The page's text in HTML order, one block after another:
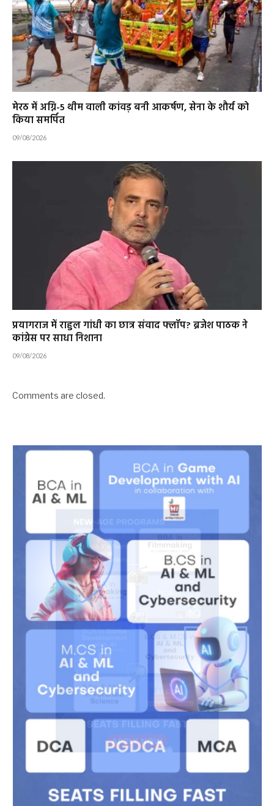
मेरठ में अग्नि-5 थीम वाली कांवड़ बनी आकर्षण, सेना के शौर्य को
किया समर्पित
09/08/2026
प्रयागराज में राहुल गांधी का छात्र संवाद फ्लॉप? ब्रजेश पाठक ने
कांग्रेस पर साधा निशाना
09/08/2026
Comments are closed.